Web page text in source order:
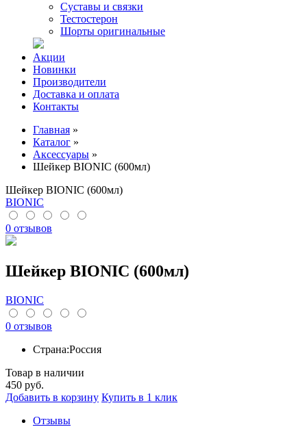
Суставы и связки
Тестостерон
Шорты оригинальные
Акции
Новинки
Производители
Доставка и оплата
Контакты
Главная »
Каталог »
Аксессуары »
Шейкер BIONIC (600мл)
Шейкер BIONIC (600мл)
BIONIC
0 отзывов
Шейкер BIONIC (600мл)
BIONIC
0 отзывов
Страна:Россия
Товар в наличии
450 руб.
Добавить в корзину Купить в 1 клик
Отзывы